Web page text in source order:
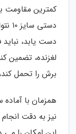
کمترین مقاومت
دست یابد، نباید
لغزنده، تضمین
برش را تحمل
همزمان با آماده
نیز به دقت